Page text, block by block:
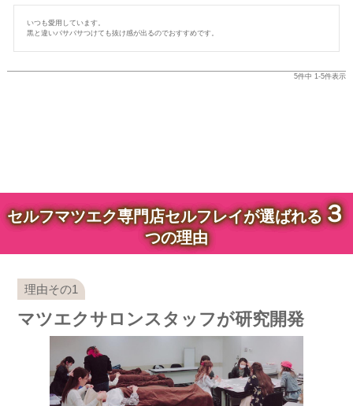
いつも愛用しています。
黒と違いバサバサつけても抜け感が出るのでおすすめです。
5件中 1-5件表示
セルフマツエク専門店セルフレイが選ばれる３
つの理由
マツエクサロンスタッフが研究開発